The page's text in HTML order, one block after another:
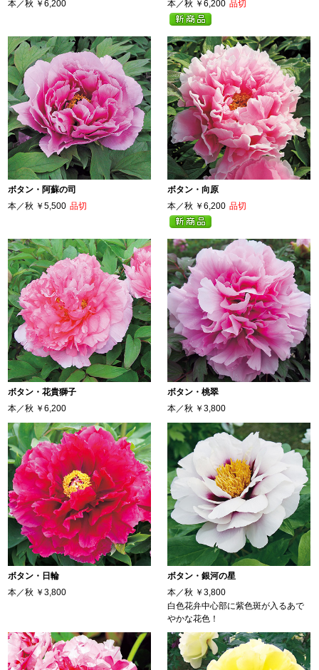
本／秋 ￥6,200
本／秋 ￥6,200 品切
ボタン・阿蘇の司
本／秋 ￥5,500 品切
ボタン・向原
本／秋 ￥6,200 品切
ボタン・花貴獅子
本／秋 ￥6,200
ボタン・桃翠
本／秋 ￥3,800
ボタン・日輪
本／秋 ￥3,800
ボタン・銀河の星
本／秋 ￥3,800
白色花弁中心部に紫色斑が入るあで
やかな花色！